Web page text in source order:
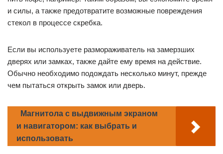
и силы, а также предотвратите возможные повреждения
стекол в процессе скребка.
Если вы используете размораживатель на замерзших
дверях или замках, также дайте ему время на действие.
Обычно необходимо подождать несколько минут, прежде
чем пытаться открыть замок или дверь.
Магнитола с выдвижным экраном
и навигатором: как выбрать и
использовать